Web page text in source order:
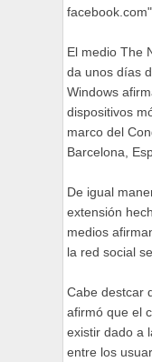
facebook.com".
El medio The
da unos días
Windows
dispositivos
marco del
Barcelona,
De igual
extensión
medios
la red social
Cabe destcar
afirmó que el
existir dado a
entre los